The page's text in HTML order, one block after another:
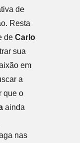
de
Resta
de Carlo
sua
em
a
que o
ainda
nas